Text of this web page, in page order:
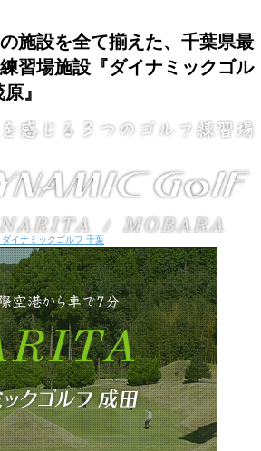
施設を全て揃えた、千葉県最
習場施設『ダイナミックゴル
』